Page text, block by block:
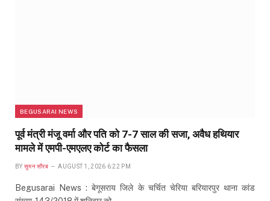
BEGUSARAI NEWS
पूर्व मंत्री मंजू वर्मा और पति को 7-7 साल की सजा, अवैध हथियार
मामले में एमपी-एमएलए कोर्ट का फैसला
BY सुमन सौरब AUGUST 1, 2026 6:22 PM
Begusarai News : बेगूसराय जिले के चर्चित चेरिया बरियारपुर थाना कांड